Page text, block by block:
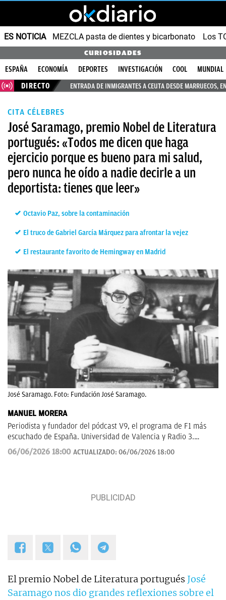
ES NOTICIA MEZCLA pasta de dientes y bicarbonato Los
CURIOSIDADES
ESPAÑA ECONOMÍA DEPORTES INVESTIGACIÓN COOL
MUNDIAL
DIRECTO
ENTRADA DE INMIGRANTES A CEUTA DESDE MARRUECOS,
CITA CÉLEBRES
José Saramago, premio Nobel de Literatura
portugués: «Todos me dicen que haga
ejercicio porque es bueno para mi salud,
pero nunca he oído a nadie decirle a un
deportista: tienes que leer»
Octavio Paz, sobre la contaminación
El truco de Gabriel García Márquez para afrontar la vejez
El restaurante favorito de Hemingway en Madrid
José Saramago. Foto: Fundación José Saramago.
MANUEL MORERA
Periodista y fundador del pódcast V9, el programa de F1 más
escuchado de España. Universidad de Valencia y Radio 3.
Anteriormente en ElDesmarque, Levante TV y Las Provincias.
06/06/2026 18:00 ACTUALIZADO: 06/06/2026 18:00
El premio Nobel de Literatura portugués José
Saramago nos dio grandes reflexiones sobre el